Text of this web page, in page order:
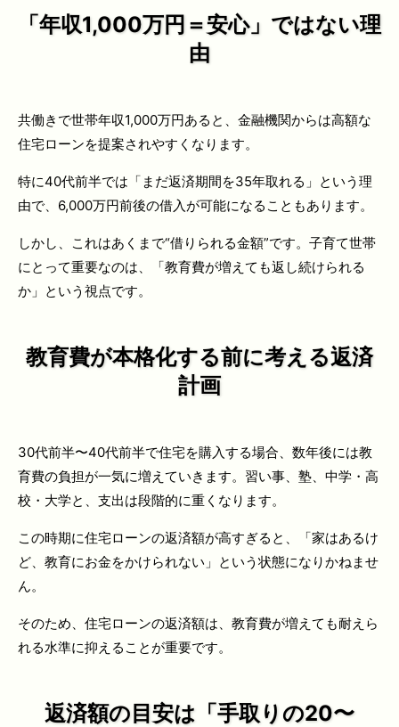
「年収1,000万円＝安心」ではない理
由
共働きで世帯年収1,000万円あると、金融機関からは高額な
住宅ローンを提案されやすくなります。
特に40代前半では「まだ返済期間を35年取れる」という理
由で、6,000万円前後の借入が可能になることもあります。
しかし、これはあくまで“借りられる金額”です。子育て世帯
にとって重要なのは、「教育費が増えても返し続けられる
か」という視点です。
教育費が本格化する前に考える返済
計画
30代前半〜40代前半で住宅を購入する場合、数年後には教
育費の負担が一気に増えていきます。習い事、塾、中学・高
校・大学と、支出は段階的に重くなります。
この時期に住宅ローンの返済額が高すぎると、「家はあるけ
ど、教育にお金をかけられない」という状態になりかねませ
ん。
そのため、住宅ローンの返済額は、教育費が増えても耐えら
れる水準に抑えることが重要です。
返済額の目安は「手取りの20〜